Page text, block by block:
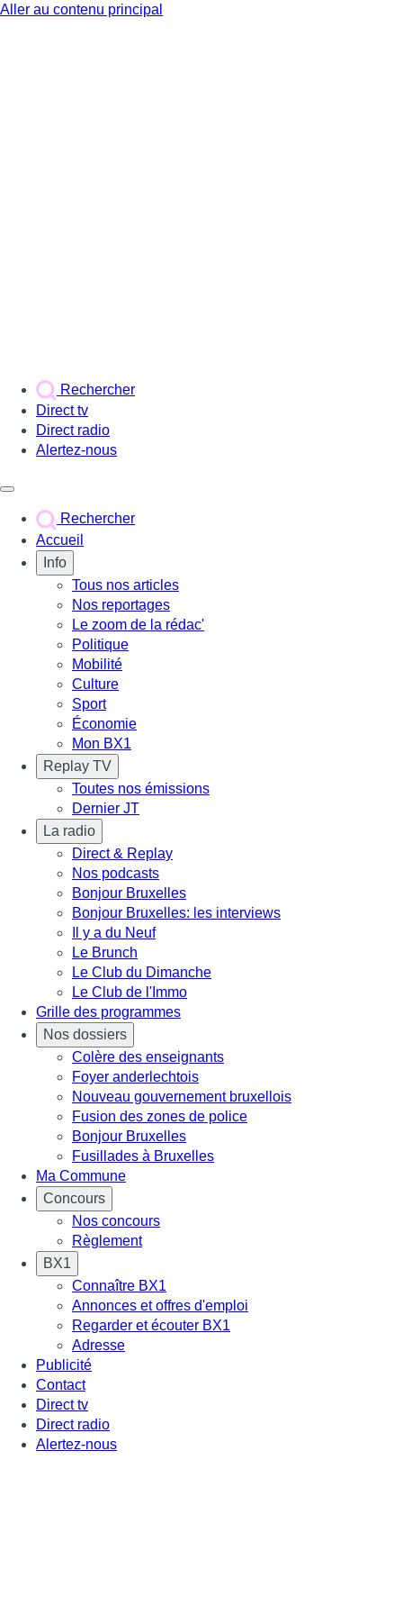
Aller au contenu principal
Rechercher
Direct tv
Direct radio
Alertez-nous
Rechercher
Accueil
Info
Tous nos articles
Nos reportages
Le zoom de la rédac'
Politique
Mobilité
Culture
Sport
Économie
Mon BX1
Replay TV
Toutes nos émissions
Dernier JT
La radio
Direct & Replay
Nos podcasts
Bonjour Bruxelles
Bonjour Bruxelles: les interviews
Il y a du Neuf
Le Brunch
Le Club du Dimanche
Le Club de l'Immo
Grille des programmes
Nos dossiers
Colère des enseignants
Foyer anderlechtois
Nouveau gouvernement bruxellois
Fusion des zones de police
Bonjour Bruxelles
Fusillades à Bruxelles
Ma Commune
Concours
Nos concours
Règlement
BX1
Connaître BX1
Annonces et offres d'emploi
Regarder et écouter BX1
Adresse
Publicité
Contact
Direct tv
Direct radio
Alertez-nous